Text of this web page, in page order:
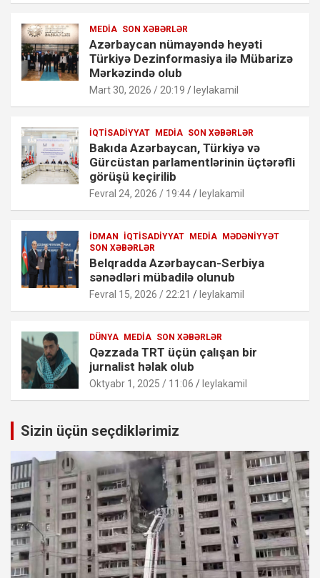
MEDIA SON XƏBƏRLƏR
Azərbaycan nümayəndə heyəti
Türkiyə Dezinformasiya ilə Mübarizə
Mərkəzində olub
Mart 30, 2026 / 20:19 leylakamil
İQTISADIYYAT MEDIA SON XƏBƏRLƏR
Bakıda Azərbaycan, Türkiyə və
Gürcüstan parlamentlərinin üçtərəfli
görüşü keçirilib
Fevral 24, 2026 / 19:44 leylakamil
İDMAN İQTISADIYYAT MEDIA
MƏDƏNIYYƏT
SON XƏBƏRLƏR
Belqradda Azərbaycan-Serbiya
sənədləri mübadilə olunub
Fevral 15, 2026 / 22:21 leylakamil
DÜNYA MEDIA SON XƏBƏRLƏR
Qəzzada TRT üçün çalışan bir
jurnalist həlak olub
Oktyabr 1, 2025 / 11:06 leylakamil
Sizin üçün seçdiklərimiz